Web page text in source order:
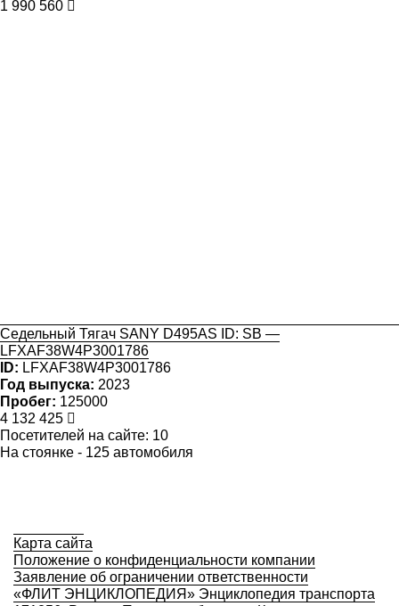
1 990 560
Седельный Тягач SANY D495AS ID: SB —
LFXAF38W4P3001786
ID: LFXAF38W4P3001786
Год выпуска: 2023
Пробег: 125000
4 132 425
Посетителей на сайте: 10
На стоянке - 125 автомобиля
Карта сайта
Положение о конфиденциальности компании
Заявление об ограничении ответственности
«ФЛИТ ЭНЦИКЛОПЕДИЯ» Энциклопедия транспорта